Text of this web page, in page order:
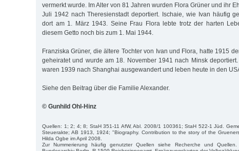
vermerkt wurde. Im Alter von 81 Jahren wurden Flora Grüner und ihr
Juli 1942 nach Theresienstadt deportiert. Ischaie, wie Ivan häufig
dort am 1. März 1943. Seine Frau Flora lebte trotz der harten
diesem Getto noch bis zum 1. Mai 1944.
Franziska Grüner, die ältere Tochter von Ivan und Flora, hatte 1915
geheiratet und wurde am 18. November 1941 nach Minsk
waren 1939 nach Shanghai ausgewandert und leben heute in den
Siehe den Beitrag über die Familie Alexander.
© Gunhild Ohl-Hinz
Quellen: 1; 2; 4; 8; StaH 351-11 AfW, Abl. 2008/1 100361; StaH 522-1 Jüd.
Steuerakte; AB 1913, 1924; "Biography. Contribution to the story of the
Hilda Ogbe im April 2008.
Zur Nummerierung häufig genutzter Quellen siehe Recherche und